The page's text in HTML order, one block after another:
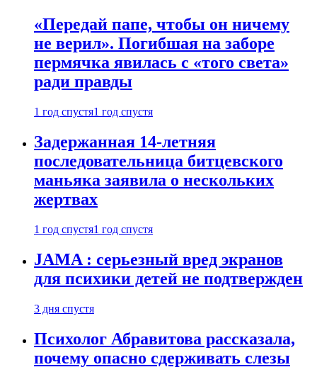
«Передай папе, чтобы он ничему
не верил». Погибшая на заборе
пермячка явилась с «того света»
ради правды
1 год спустя1 год спустя
Задержанная 14-летняя
последовательница битцевского
маньяка заявила о нескольких
жертвах
1 год спустя1 год спустя
JAMA : серьезный вред экранов
для психики детей не подтвержден
3 дня спустя
Психолог Абравитова рассказала,
почему опасно сдерживать слезы